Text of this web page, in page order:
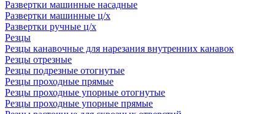
Развертки машинные насадные
Развертки машинные ц/х
Развертки ручные ц/х
Резцы
Резцы канавочные для нарезания внутренних канавок
Резцы отрезные
Резцы подрезные отогнутые
Резцы проходные прямые
Резцы проходные упорные отогнутые
Резцы проходные упорные прямые